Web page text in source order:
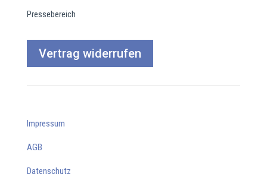
Pressebereich
Vertrag widerrufen
Impressum
AGB
Datenschutz